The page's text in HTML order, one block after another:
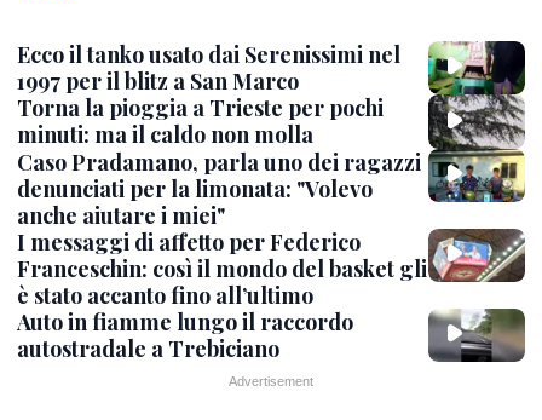
Ecco il tanko usato dai Serenissimi nel
1997 per il blitz a San Marco
Torna la pioggia a Trieste per pochi
minuti: ma il caldo non molla
Caso Pradamano, parla uno dei ragazzi
denunciati per la limonata: "Volevo
anche aiutare i miei"
I messaggi di affetto per Federico
Franceschin: così il mondo del basket gli
è stato accanto fino all’ultimo
Auto in fiamme lungo il raccordo
autostradale a Trebiciano